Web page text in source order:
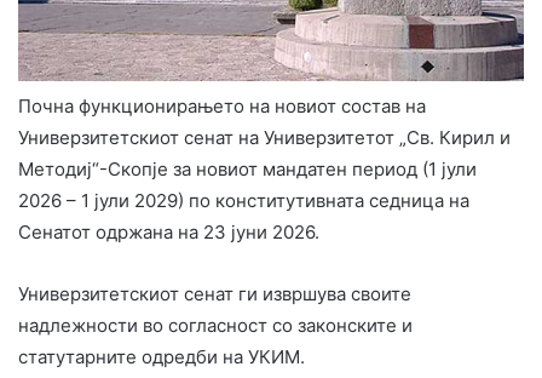
Почна функционирањето на новиот состав на
Универзитетскиот сенат на Универзитетот „Св. Кирил и
Методиј“-Скопје за новиот мандатен период (1 јули
2026 – 1 јули 2029) по конститутивната седница на
Сенатот одржана на 23 јуни 2026.
Универзитетскиот сенат ги извршува своите
надлежности во согласност со законските и
статутарните одредби на УКИМ.